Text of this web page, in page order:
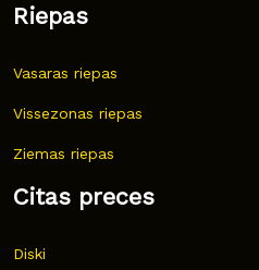
Riepas
Vasaras riepas
Vissezonas riepas
Ziemas riepas
Citas preces
Diski